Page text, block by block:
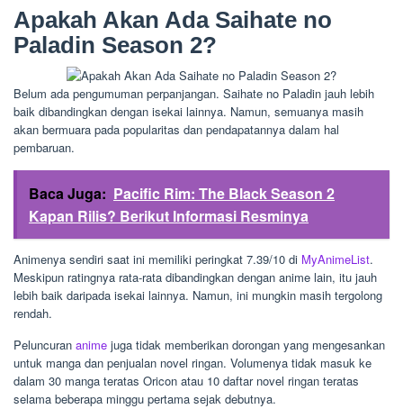
Apakah Akan Ada Saihate no
Paladin Season 2?
Belum ada pengumuman perpanjangan. Saihate no Paladin jauh lebih
baik dibandingkan dengan isekai lainnya. Namun, semuanya masih
akan bermuara pada popularitas dan pendapatannya dalam hal
pembaruan.
Baca Juga: Pacific Rim: The Black Season 2
Kapan Rilis? Berikut Informasi Resminya
Animenya sendiri saat ini memiliki peringkat 7.39/10 di MyAnimeList.
Meskipun ratingnya rata-rata dibandingkan dengan anime lain, itu jauh
lebih baik daripada isekai lainnya. Namun, ini mungkin masih tergolong
rendah.
Peluncuran anime juga tidak memberikan dorongan yang mengesankan
untuk manga dan penjualan novel ringan. Volumenya tidak masuk ke
dalam 30 manga teratas Oricon atau 10 daftar novel ringan teratas
selama beberapa minggu pertama sejak debutnya.